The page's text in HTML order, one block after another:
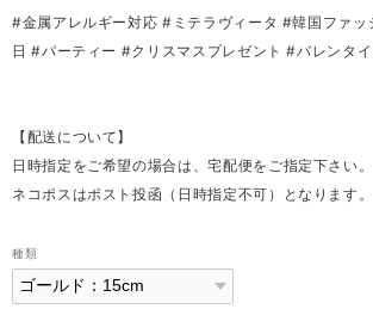
#金属アレルギー対応 #ミテラヴィータ #韓国ファ
日 #パーティー #クリスマスプレゼント #バレンタイ
【配送について】
日時指定をご希望の場合は、宅配便をご指定下さい。
ネコポスはポスト投函（日時指定不可）となります。
種類